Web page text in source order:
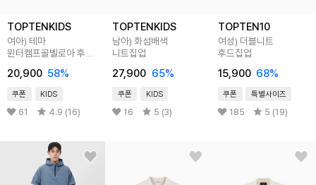
TOPTENKIDS
여아) 테마
윈터캠프골벨로아 후드
20,900 58%
쿠폰 KIDS
61 4.9 (16)
TOPTENKIDS
남아) 화섬배색
니트집업
27,900 65%
쿠폰 KIDS
16 5 (3)
TOPTEN10
여성) 더블니트
후드집업
15,900 68%
쿠폰 특별사이즈
185 5 (19)